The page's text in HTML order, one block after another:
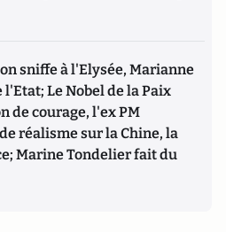
sniffe à l'Elysée, Marianne
Le Nobel de la Paix
de courage, l'ex PM
réalisme sur la Chine, la
Marine Tondelier fait du